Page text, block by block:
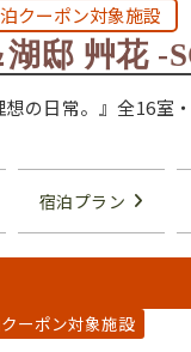
クーポン対象施設
邸 艸花 -
想の日常。』全16室
宿泊プラン
ーポン対象施設